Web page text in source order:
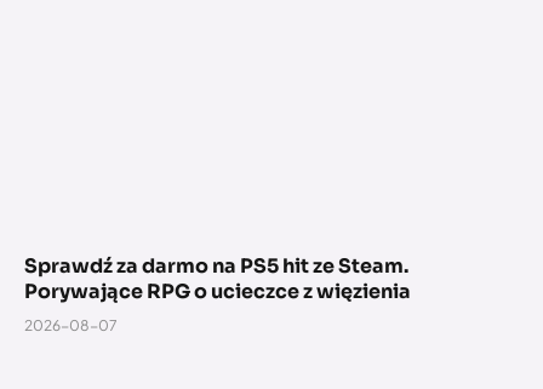
Sprawdź za darmo na PS5 hit ze Steam.
Porywające RPG o ucieczce z więzienia
2026-08-07